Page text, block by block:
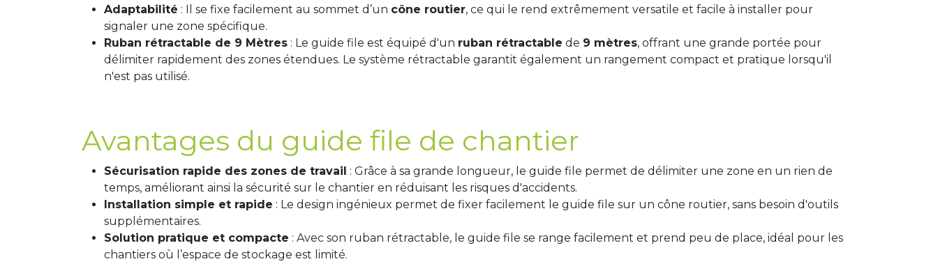
Adaptabilité : Il se fixe facilement au sommet d’un cône routier, ce qui le rend extrêmement versatile et facile à installer pour
signaler une zone spécifique.
Ruban rétractable de 9 Mètres : Le guide file est équipé d'un ruban rétractable de 9 mètres, offrant une grande portée pour
délimiter rapidement des zones étendues. Le système rétractable garantit également un rangement compact et pratique lorsqu'il
n'est pas utilisé.
Avantages du guide file de chantier
Sécurisation rapide des zones de travail : Grâce à sa grande longueur, le guide file permet de délimiter une zone en un rien de
temps, améliorant ainsi la sécurité sur le chantier en réduisant les risques d'accidents.
Installation simple et rapide : Le design ingénieux permet de fixer facilement le guide file sur un cône routier, sans besoin d'outils
supplémentaires.
Solution pratique et compacte : Avec son ruban rétractable, le guide file se range facilement et prend peu de place, idéal pour les
chantiers où l’espace de stockage est limité.